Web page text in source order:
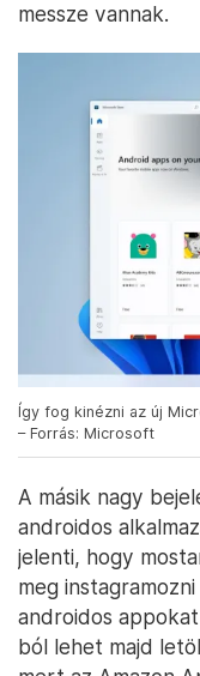
messze vannak.
Így fog kinézni az új
– Forrás: Microsoft
A másik nagy
androidos
jelenti, hogy
meg
androidos
ból lehet majd